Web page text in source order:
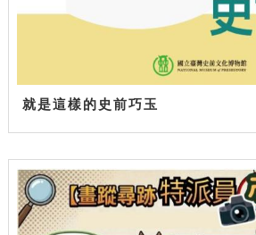
就是這樣的史前巧玉